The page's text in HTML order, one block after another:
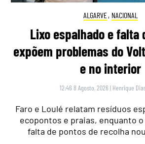
ALGARVE, NACIONAL
Lixo espalhado e falta
expõem problemas do
e no interior
12:46 8 Agosto, 2026 | Henrique
Faro e Loulé relatam resíduos
ecopontos e praias, enquanto
falta de pontos de recolha